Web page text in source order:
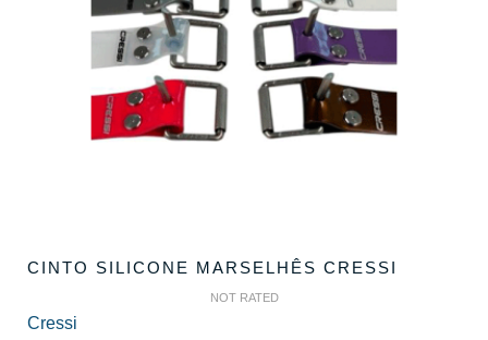
CINTO SILICONE MARSELHÊS CRESSI
NOT RATED
Cressi